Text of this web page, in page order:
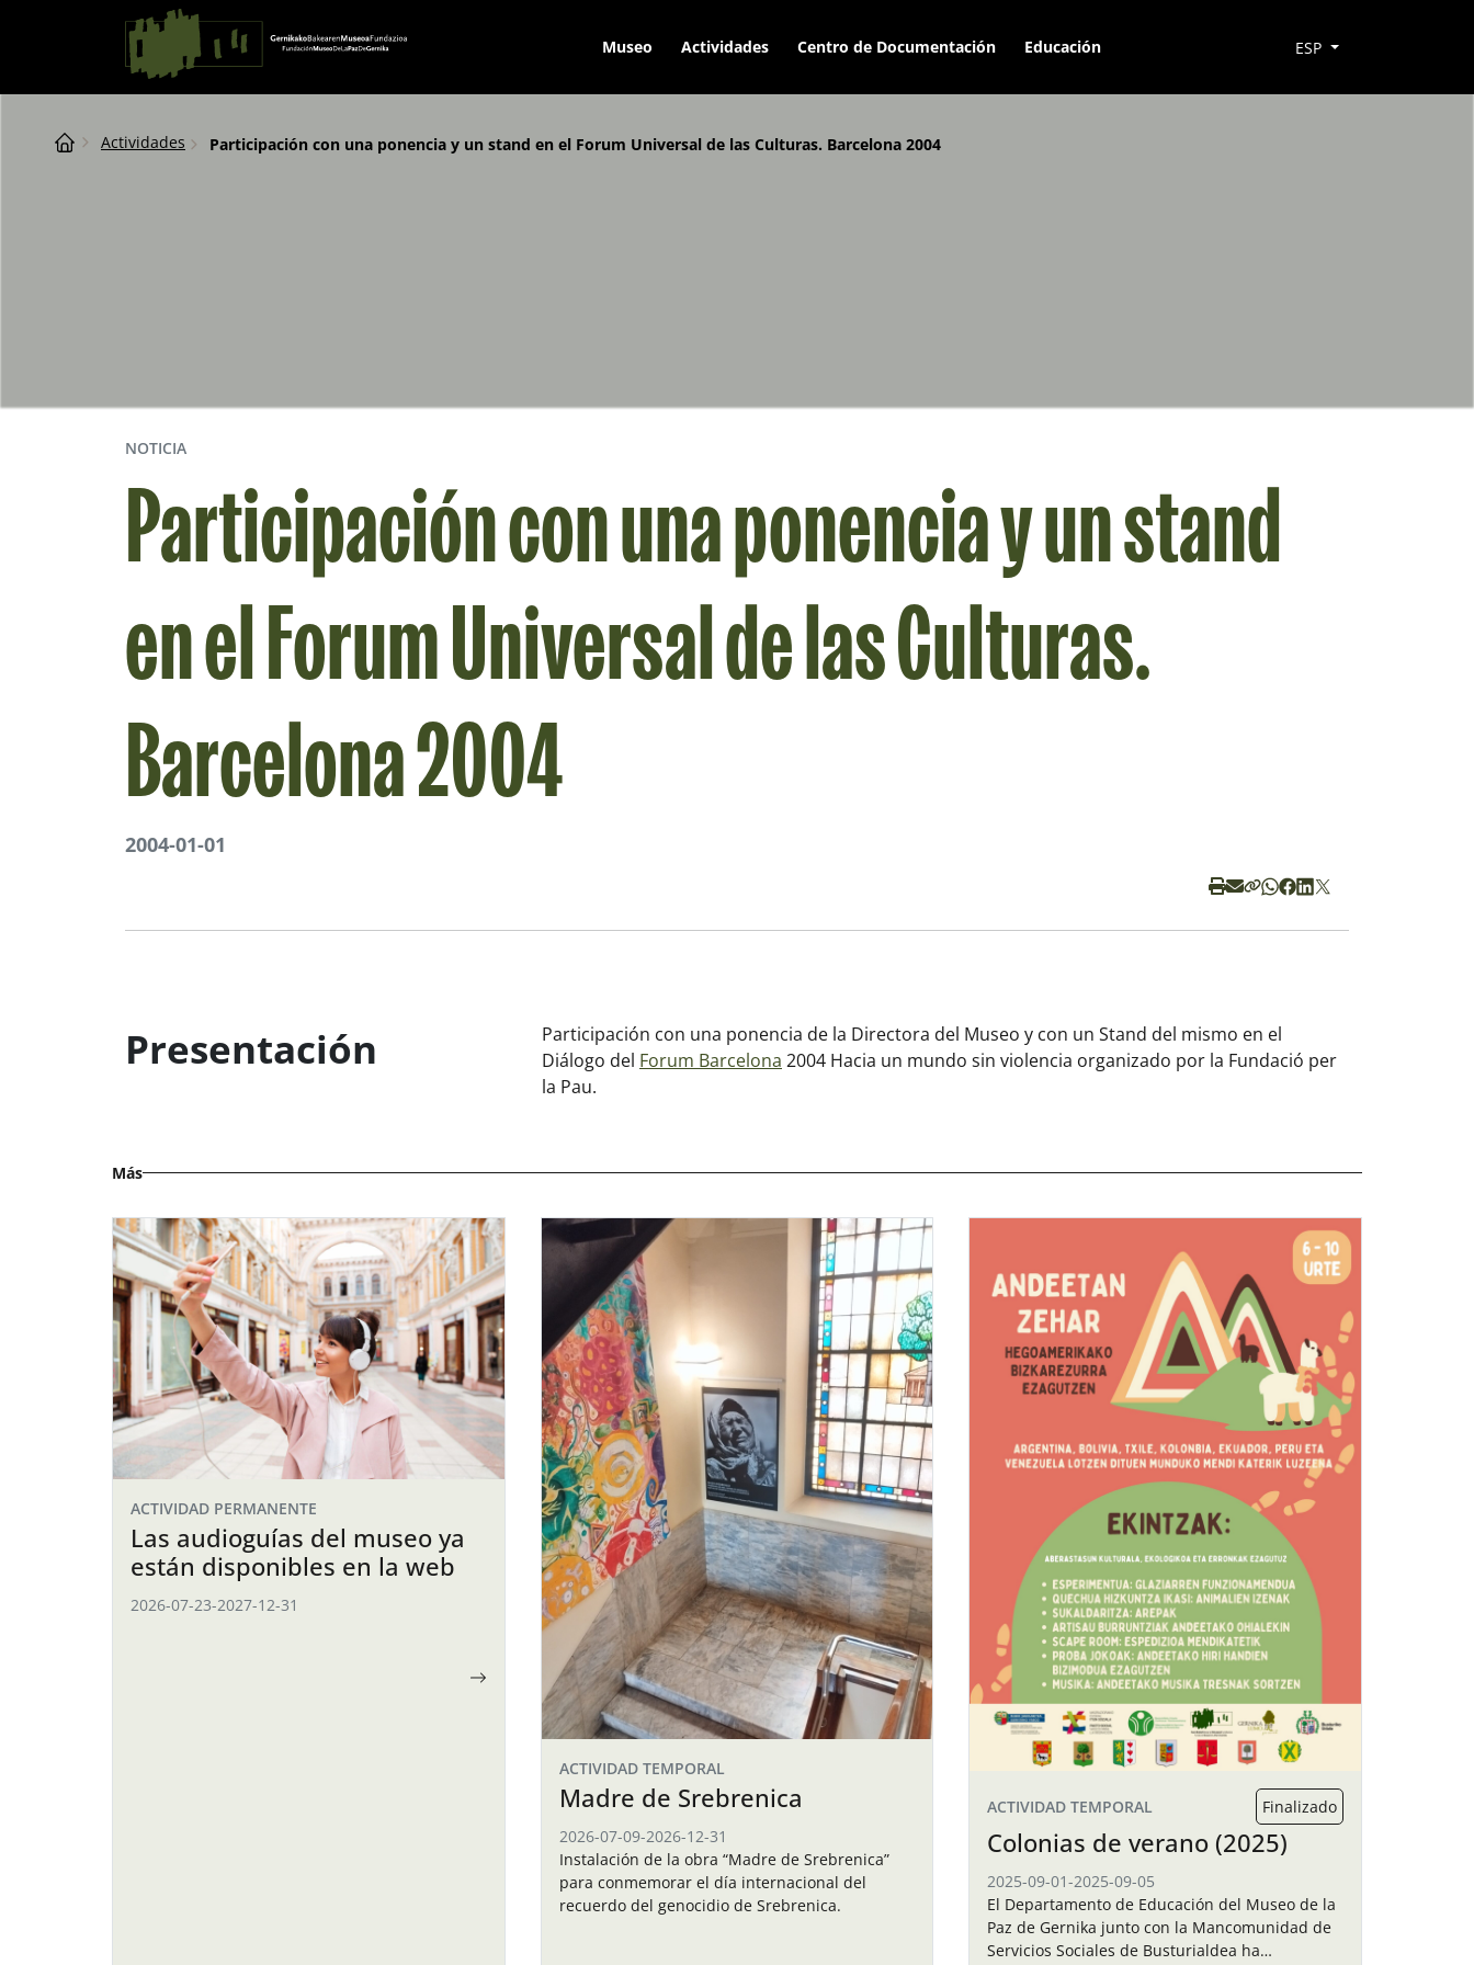
Saltar al contingut
Navegación principal
Museo Actividades Centro de Documentación Educación ESP
Breadcrumb
Actividades Participación con una ponencia y un stand en el Forum Universal de las Culturas. Barcelona 2004
NOTICIA
Participación con una ponencia y un stand
en el Forum Universal de las Culturas.
Barcelona 2004
2004-01-01
Presentación
Participación con una ponencia de la Directora del Museo y con un Stand del mismo en el
Diálogo del Forum Barcelona 2004 Hacia un mundo sin violencia organizado por la Fundació per
la Pau.
Más
ACTIVIDAD PERMANENTE
Las audioguías del museo ya
están disponibles en la web
2026-07-23-2027-12-31
ACTIVIDAD TEMPORAL
Madre de Srebrenica
2026-07-09-2026-12-31
Instalación de la obra “Madre de Srebrenica”
para conmemorar el día internacional del
recuerdo del genocidio de Srebrenica.
ACTIVIDAD TEMPORAL Finalizado
Colonias de verano (2025)
2025-09-01-2025-09-05
El Departamento de Educación del Museo de la
Paz de Gernika junto con la Mancomunidad de
Servicios Sociales de Busturialdea ha